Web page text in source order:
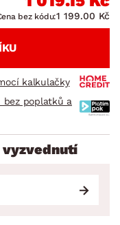
bez kódu:1 199.00 Kč
kalkulačky
poplatků a
vyzvednutí